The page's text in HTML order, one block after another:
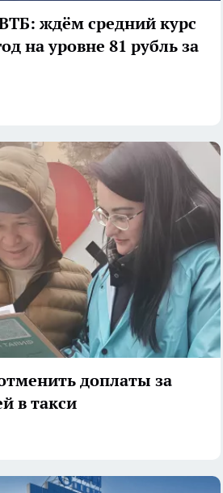
ждём средний курс
на уровне 81 рубль за
доплаты за
в такси